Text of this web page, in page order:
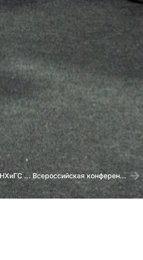
День Академии РАНХиГС 2022 Всероссийская конференция «Преодоление. Инклюзия, интеграция и адаптация людей с ограниченными возможностями здоровья»